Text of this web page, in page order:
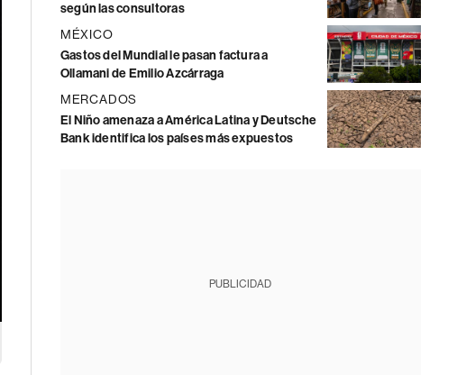
según las consultoras
MÉXICO
Gastos del Mundial le pasan factura a
Ollamani de Emilio Azcárraga
MERCADOS
El Niño amenaza a América Latina y Deutsche
Bank identifica los países más expuestos
PUBLICIDAD